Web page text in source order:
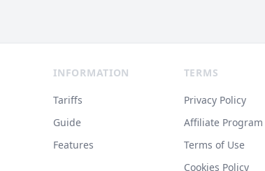
INFORMATION
Tariffs
Guide
Features
TERMS
Privacy Policy
Affiliate Program
Terms of Use
Cookies Policy